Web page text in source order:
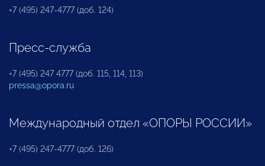
+7 (495) 247-4777 (доб. 124)
Пресс-служба
+7 (495) 247 4777 (доб. 115, 114, 113)
pressa@opora.ru
Международный отдел «ОПОРЫ РОССИИ»
+7 (495) 247-4777 (доб. 126)